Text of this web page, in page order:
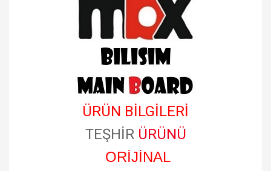
ÜRÜN BİLGİLERİ
TEŞHİR ÜRÜNÜ
ORİJİNAL